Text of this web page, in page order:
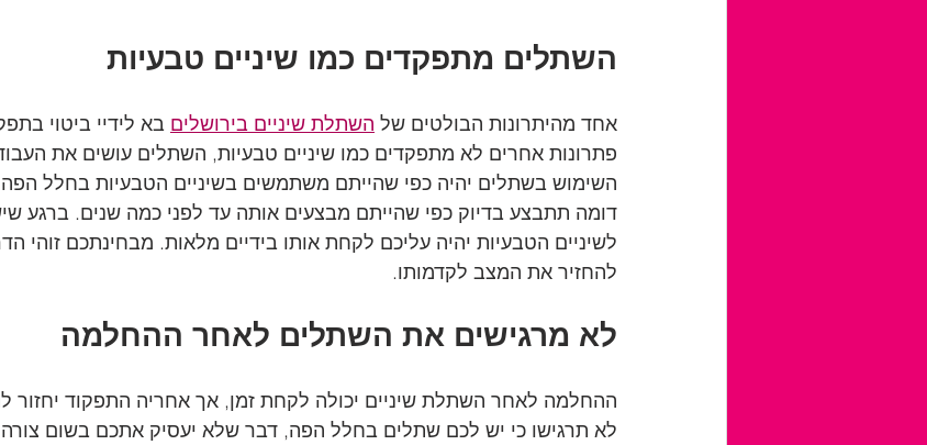
השתלים מתפקדים כמו שיניים טבעיות
אחד מהיתרונות הבולטים של השתלת שיניים בירושלים בא לידיי ביטוי
פתרונות אחרים לא מתפקדים כמו שיניים טבעיות, השתלים עושים את
השימוש בשתלים יהיה כפי שהייתם משתמשים בשיניים הטבעיות בחלל
דומה תתבצע בדיוק כפי שהייתם מבצעים אותה עד לפני כמה שנים. ברגע
לשיניים הטבעיות יהיה עליכם לקחת אותו בידיים מלאות. מבחינתכם זוהי
להחזיר את המצב לקדמותו.
לא מרגישים את השתלים לאחר ההחלמה
ההחלמה לאחר השתלת שיניים יכולה לקחת זמן, אך אחריה התפקוד יחזור
לא תרגישו כי יש לכם שתלים בחלל הפה, דבר שלא יעסיק אתכם בשום